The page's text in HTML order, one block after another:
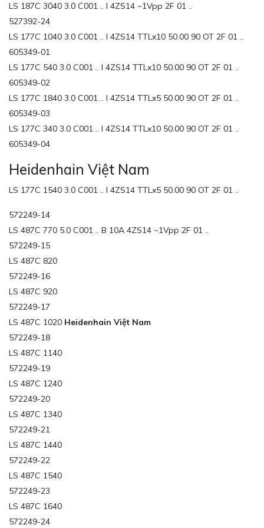
LS 187C 3040 3.0 C001 .. I 4ZS14 ~1Vpp 2F 01 ..
527392-24
LS 177C 1040 3.0 C001 .. I 4ZS14 TTLx10 50.00 90 OT 2F 01 ..
605349-01
LS 177C 540 3.0 C001 .. I 4ZS14 TTLx10 50.00 90 OT 2F 01 ..
605349-02
LS 177C 1840 3.0 C001 .. I 4ZS14 TTLx5 50.00 90 OT 2F 01 ..
605349-03
LS 177C 340 3.0 C001 .. I 4ZS14 TTLx10 50.00 90 OT 2F 01 ..
605349-04
Heidenhain Việt Nam
LS 177C 1540 3.0 C001 .. I 4ZS14 TTLx5 50.00 90 OT 2F 01 ..
572249-14
LS 487C 770 5.0 C001 .. B 10A 4ZS14 ~1Vpp 2F 01 ..
572249-15
LS 487C 820
572249-16
LS 487C 920
572249-17
LS 487C 1020 Heidenhain Việt Nam
572249-18
LS 487C 1140
572249-19
LS 487C 1240
572249-20
LS 487C 1340
572249-21
LS 487C 1440
572249-22
LS 487C 1540
572249-23
LS 487C 1640
572249-24